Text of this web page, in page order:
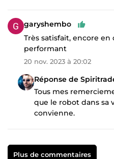
garyshembo
Très satisfait, encore en
performant
20 nov. 2023 à 20:02
Réponse de
Tous mes
que le robot dans sa
convienne.
Plus de commentaires